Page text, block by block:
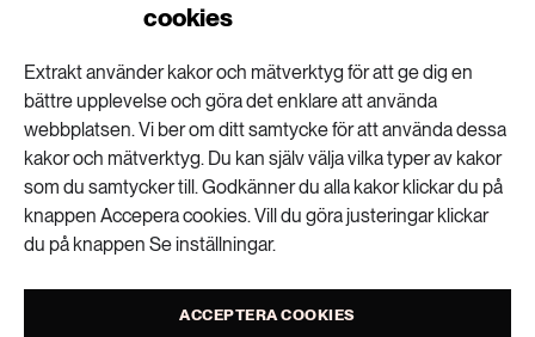
cookies
Extrakt använder kakor och mätverktyg för att ge dig en
bättre upplevelse och göra det enklare att använda
webbplatsen. Vi ber om ditt samtycke för att använda dessa
kakor och mätverktyg. Du kan själv välja vilka typer av kakor
som du samtycker till. Godkänner du alla kakor klickar du på
knappen Accepera cookies. Vill du göra justeringar klickar
du på knappen Se inställningar.
ACCEPTERA COOKIES
marknadsföring vid Göteborgs universitet.
Evenemang kan enligt honom vara en bra arena för
att påverka och inspirera deltagare.
– När människor lämnar vardagen och går in i ett
evenemang uppstår ett sammanhang och en vi-
känsla, till exempel ”vi orienterare” eller ”vi
hårdrockare”. Inom hållbarhetsforskning pratar man
både om jaget och om vi:et, som två processer som